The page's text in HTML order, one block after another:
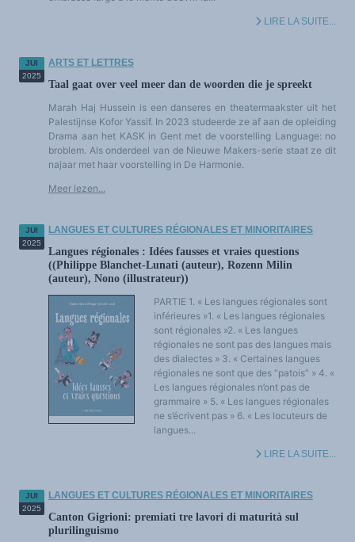
Politiques et droits linguistiques
Dynamique des langues
Langues et histoire
Langues, sciences et philosophie
Langues et pouvoirs
Terminologie
Textes de référence
Education et recherche
Culture et industries culturelles
International
Accès à la banque de données Relations internationales
Accéder au site de l'OPA (Observatoire du plurilinguisme en Afrique)
ACTUALITÉS/EVENEMENTS
Manifestations
Les victoires du plurilinguisme
Chroniques et humeurs
Courrier des lecteurs
Anglicismes-anglicisation
Humour et plurilinguisme
LIRE LA SUITE...
JUI
2025
ARTS ET LETTRES
Taal gaat over veel meer dan de woorden die je spreekt
Marah Haj Hussein is een danseres en theatermaakster uit het
Palestijnse Kofor Yassif. In 2023 studeerde ze af aan de opleiding
Drama aan het KASK in Gent met de voorstelling Language: no
broblem. Als onderdeel van de Nieuwe Makers-serie staat ze dit
najaar met haar voorstelling in De Harmonie.
Meer lezen...
JUI
2025
LANGUES ET CULTURES RÉGIONALES ET MINORITAIRES
Langues régionales : Idées fausses et vraies questions
((Philippe Blanchet-Lunati (auteur), Rozenn Milin
(auteur), Nono (illustrateur))
PARTIE 1. « Les langues régionales sont
inférieures »1. « Les langues régionales
sont régionales »2. « Les langues
régionales ne sont pas des langues mais
des dialectes » 3. « Certaines langues
régionales ne sont que des “patois” » 4. «
Les langues régionales n’ont pas de
grammaire » 5. « Les langues régionales
ne s’écrivent pas » 6. « Les locuteurs de
langues...
LIRE LA SUITE...
JUI
2025
LANGUES ET CULTURES RÉGIONALES ET MINORITAIRES
Canton Gigrioni: premiati tre lavori di maturità sul
plurilinguismo